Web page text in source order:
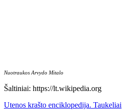
Nuotraukos Arvydo Mitalo
Šaltiniai: https://lt.wikipedia.org
Utenos krašto enciklopedija. Taukeliai